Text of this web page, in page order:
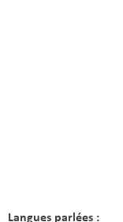
Langues parlées :